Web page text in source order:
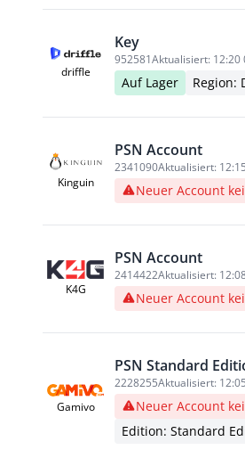
driffle
Key
952581Aktualisiert: 12:20
Auf Lager Region:
Kinguin
PSN Account
2341090Aktualisiert:
Neuer Account
K4G
PSN Account
2414422Aktualisiert:
Neuer Account
Gamivo
PSN Standard
2228255Aktualisiert:
Neuer Account
Edition: Standard